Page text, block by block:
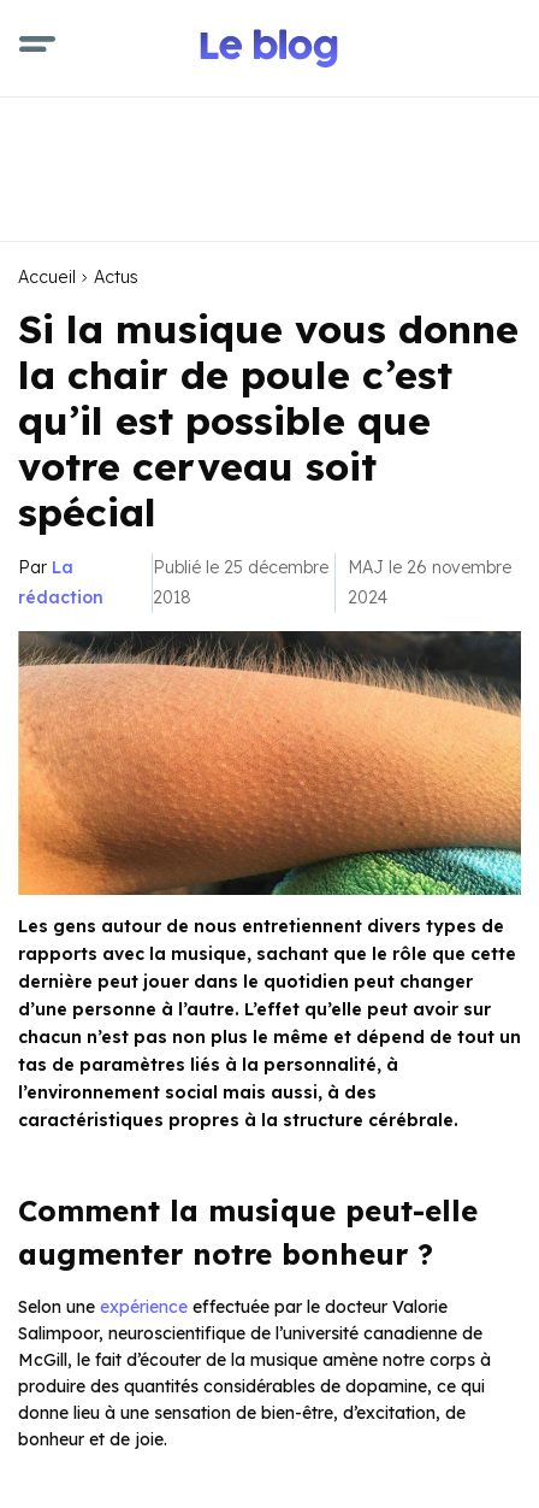
Accueil Actus
Si la musique vous donne
la chair de poule c’est
qu’il est possible que
votre cerveau soit
spécial
Par La
rédaction
Publié le 25 décembre
2018
MAJ le 26 novembre
2024
Les gens autour de nous entretiennent divers types de
rapports avec la musique, sachant que le rôle que cette
dernière peut jouer dans le quotidien peut changer
d’une personne à l’autre. L’effet qu’elle peut avoir sur
chacun n’est pas non plus le même et dépend de tout un
tas de paramètres liés à la personnalité, à
l’environnement social mais aussi, à des
caractéristiques propres à la structure cérébrale.
Comment la musique peut-elle
augmenter notre bonheur ?
Selon une expérience effectuée par le docteur Valorie
Salimpoor, neuroscientifique de l’université canadienne de
McGill, le fait d’écouter de la musique amène notre corps à
produire des quantités considérables de dopamine, ce qui
donne lieu à une sensation de bien-être, d’excitation, de
bonheur et de joie.